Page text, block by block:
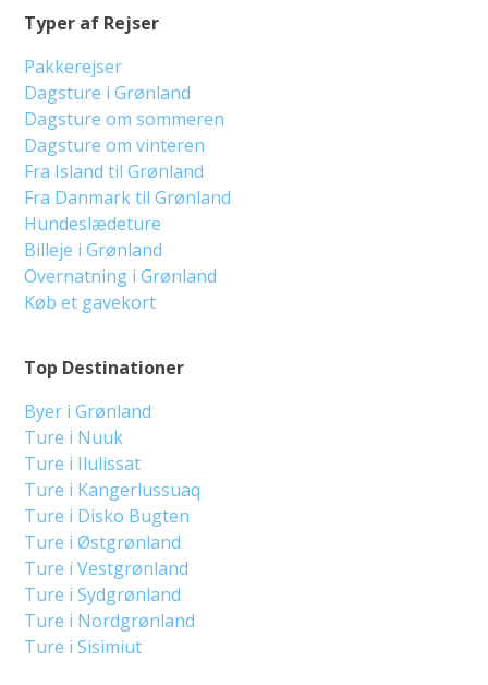
Top Destinationer
Byer i Grønland
Ture i Nuuk
Ture i Ilulissat
Ture i Kangerlussuaq
Ture i Disko Bugten
Ture i Østgrønland
Ture i Vestgrønland
Ture i Sydgrønland
Ture i Nordgrønland
Ture i Sisimiut
Typer af Rejser
Pakkerejser
Dagsture i Grønland
Dagsture om sommeren
Dagsture om vinteren
Fra Island til Grønland
Fra Danmark til Grønland
Hundeslædeture
Billeje i Grønland
Overnatning i Grønland
Køb et gavekort